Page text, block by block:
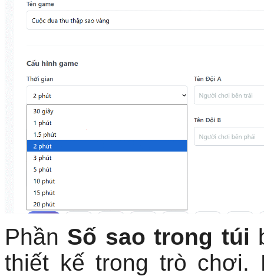
Phần Số sao trong túi
thiết kế trong trò chơi.